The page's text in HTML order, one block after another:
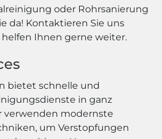
oder Rohrsanierung
da! Kontaktieren Sie uns
Ihnen gerne weiter.
bietet schnelle und
in ganz
verwenden modernste
um Verstopfungen